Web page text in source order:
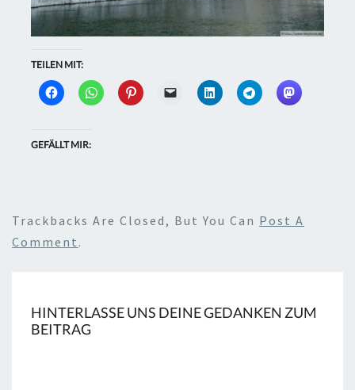
TEILEN MIT:
GEFÄLLT MIR:
Trackbacks Are Closed, But You Can Post A
Comment .
HINTERLASSE UNS DEINE GEDANKEN ZUM
BEITRAG